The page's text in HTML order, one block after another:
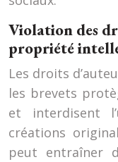
Violation des
propriété
Les droits
les brevets
et interdisent
créations
peut entraîner